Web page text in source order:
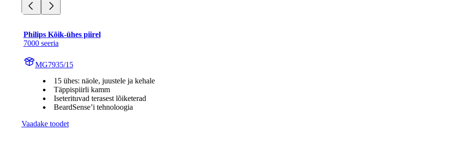
Philips Kõik-ühes piirel
7000 seeria
MG7935/15
15 ühes: näole, juustele ja kehale
Täppispiirli kamm
Iseterituvad terasest lõiketerad
BeardSense’i tehnoloogia
Vaadake toodet